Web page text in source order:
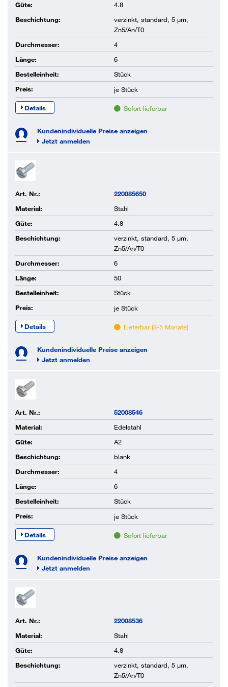
Güte:
4.8
Beschichtung:
verzinkt, standard, 5 µm,
Zn5/An/T0
Durchmesser:
4
Länge:
6
Bestelleinheit:
Stück
Preis:
je Stück
Details Sofort lieferbar
Kundenindividuelle Preise anzeigen
Jetzt anmelden
Art. Nr.:
220085650
Material:
Stahl
Güte:
4.8
Beschichtung:
verzinkt, standard, 5 µm,
Zn5/An/T0
Durchmesser:
6
Länge:
50
Bestelleinheit:
Stück
Preis:
je Stück
Details Lieferbar (3-5 Monate)
Kundenindividuelle Preise anzeigen
Jetzt anmelden
Art. Nr.:
52008546
Material:
Edelstahl
Güte:
A2
Beschichtung:
blank
Durchmesser:
4
Länge:
6
Bestelleinheit:
Stück
Preis:
je Stück
Details Sofort lieferbar
Kundenindividuelle Preise anzeigen
Jetzt anmelden
Art. Nr.:
22008536
Material:
Stahl
Güte:
4.8
Beschichtung:
verzinkt, standard, 5 µm,
Zn5/An/T0